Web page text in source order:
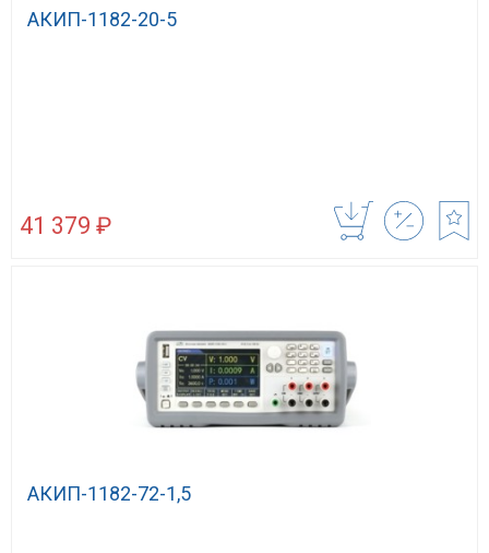
АКИП-1182-20-5
41 379 ₽
АКИП-1182-72-1,5